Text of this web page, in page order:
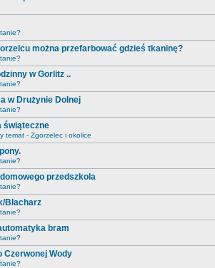
można przefarbować gdzieś tkaninę?
w Gorlitz ..
w Drużynie Dolnej
świąteczne
temat - Zgorzelec i okolice
przedszkola
Blacharz
bram
Czerwonej Wody